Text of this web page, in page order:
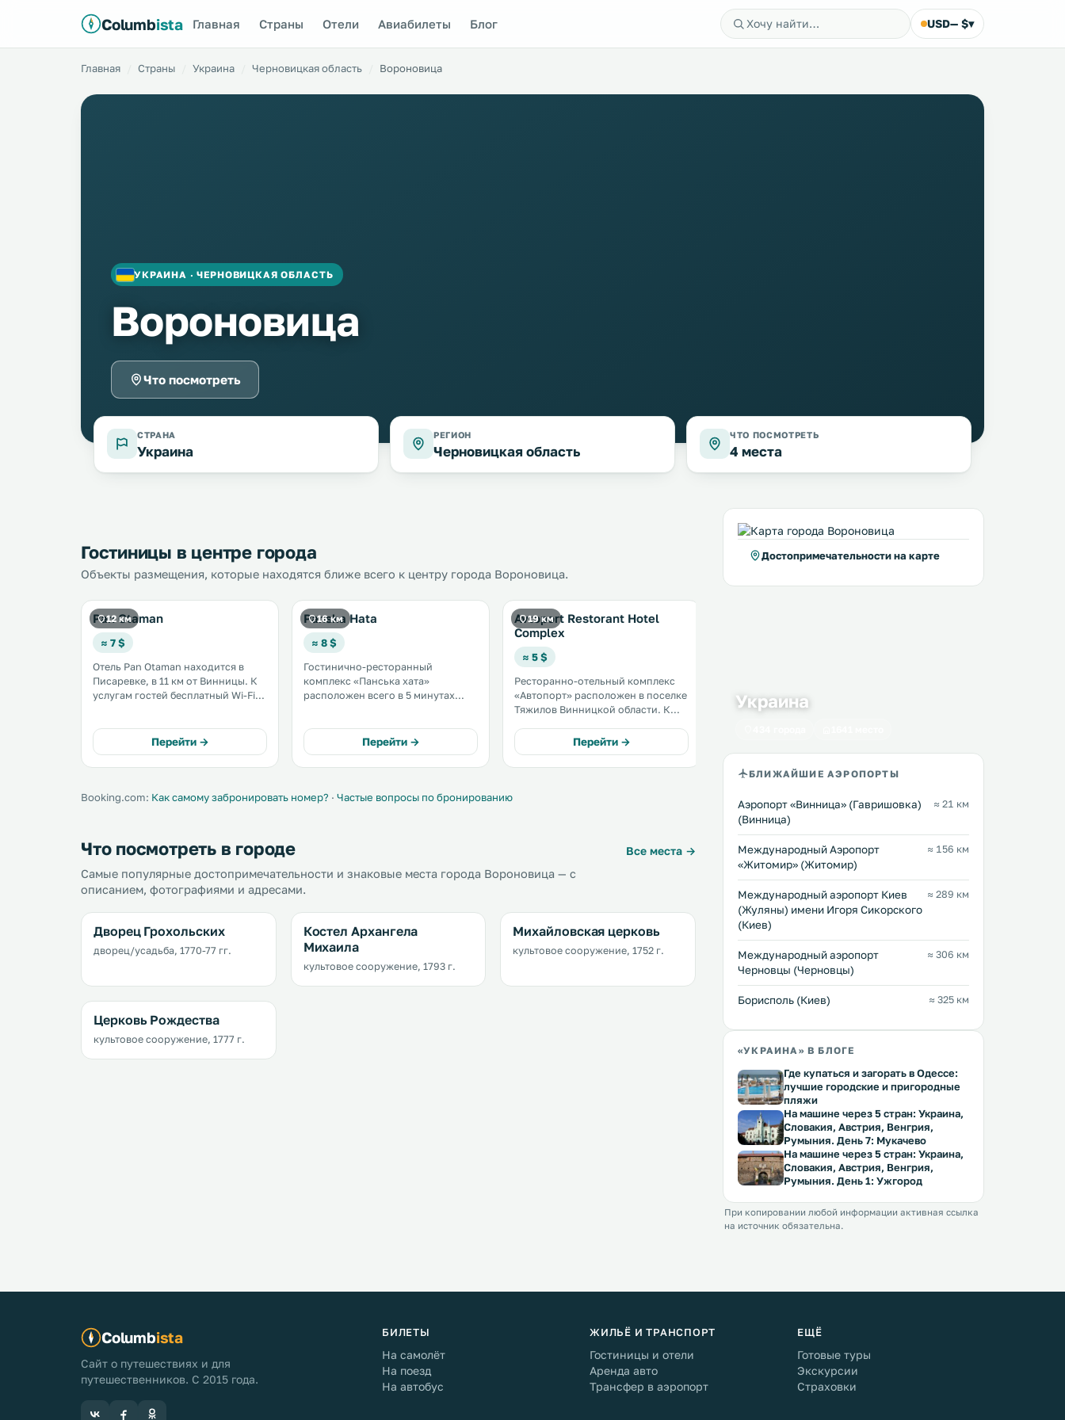
Columbista Главная Страны Отели Авиабилеты Блог USD— $▾
Главная Страны Украина Черновицкая область Вороновица
УКРАИНА · ЧЕРНОВИЦКАЯ ОБЛАСТЬ
Вороновица
Что посмотреть
СТРАНА
Украина
РЕГИОН
Черновицкая область
ЧТО ПОСМОТРЕТЬ
4 места
Гостиницы в центре города
Объекты размещения, которые находятся ближе всего к центру города Вороновица.
12 км
Pan Otaman
≈ 7 $
Отель Pan Otaman находится в
Писаревке, в 11 км от Винницы. К
услугам гостей бесплатный Wi-Fi
номера оснащены
кондиционером и телевизором с
плоским экраном и спутниковыми
Перейти →
16 км
Panska Hata
≈ 8 $
Гостинично-ресторанный
комплекс «Панська хата»
расположен всего в 5 минутах
отоплением, а также ресторан,
кафе и сауна. .
Перейти →
19 км
Avtoport Restorant Hotel
Complex
≈ 5 $
Ресторанно-отельный комплекс
«Автопорт» расположен в поселке
Тяжилов Винницкой области. К
для барбекю и терраса. На
территории комплекса работает
ресторан. .
Перейти →
Спасо-Преображенского
Кафедрального собора. .
в классическом стиле. .
Booking.com: Как самому забронировать номер? · Частые вопросы по бронированию
Что посмотреть в городе
Все места →
Самые популярные достопримечательности и знаковые места города Вороновица — с
описанием, фотографиями и адресами.
Дворец Грохольских
дворец/усадьба, 1770-77 гг.
Костел Архангела
Михаила
культовое сооружение, 1793 г.
Михайловская церковь
культовое сооружение, 1752 г.
Церковь Рождества
культовое сооружение, 1777 г.
Достопримечательности на карте
Украина
БЛИЖАЙШИЕ АЭРОПОРТЫ
Аэропорт «Винница» (Гавришовка)
(Винница)
≈ 21 км
Международный Аэропорт
«Житомир» (Житомир)
≈ 156 км
Международный аэропорт Киев
(Жуляны) имени Игоря Сикорского
(Киев)
≈ 289 км
Международный аэропорт
Черновцы (Черновцы)
≈ 306 км
Борисполь (Киев) ≈ 325 км
«УКРАИНА» В БЛОГЕ
Где купаться и загорать в Одессе:
лучшие городские и пригородные
пляжи
На машине через 5 стран: Украина,
Словакия, Австрия, Венгрия,
Румыния. День 7: Мукачево
На машине через 5 стран: Украина,
Словакия, Австрия, Венгрия,
Румыния. День 1: Ужгород
При копировании любой информации активная ссылка
на источник обязательна.
Columbista
Сайт о путешествиях и для
путешественников. С 2015 года.
БИЛЕТЫ
На самолёт
На поезд
На автобус
ЖИЛЬЁ И ТРАНСПОРТ
Гостиницы и отели
Аренда авто
Трансфер в аэропорт
ЕЩЁ
Готовые туры
Экскурсии
Страховки